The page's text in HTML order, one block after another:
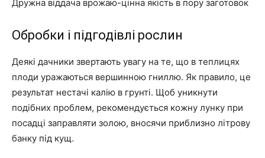
Дружна віддача врожаю-цінна якість в пору заготовок
Обробки і підгодівлі рослин
Деякі дачники звертають увагу на те, що в теплицях
плоди уражаються вершинною гниллю. Як правило, це
результат нестачі калію в грунті. Щоб уникнути
подібних проблем, рекомендується кожну лунку при
посадці заправляти золою, вносячи приблизно літрову
банку під кущ.